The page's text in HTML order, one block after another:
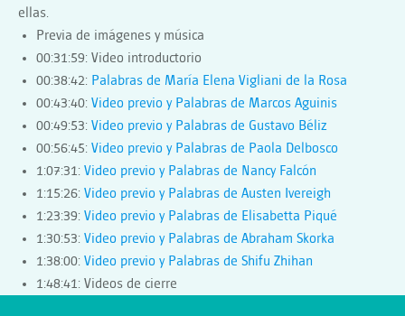
ellas.
Previa de imágenes y música
00:31:59: Video introductorio
00:38:42: Palabras de María Elena Vigliani de la Rosa
00:43:40: Video previo y Palabras de Marcos Aguinis
00:49:53: Video previo y Palabras de Gustavo Béliz
00:56:45: Video previo y Palabras de Paola Delbosco
1:07:31: Video previo y Palabras de Nancy Falcón
1:15:26: Video previo y Palabras de Austen Ivereigh
1:23:39: Video previo y Palabras de Elisabetta Piqué
1:30:53: Video previo y Palabras de Abraham Skorka
1:38:00: Video previo y Palabras de Shifu Zhihan
1:48:41: Videos de cierre